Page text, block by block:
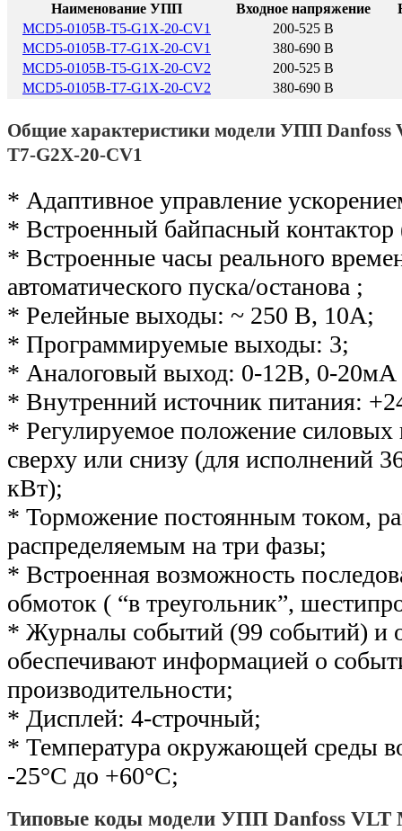
Наименование УПП Входное напряжение
MCD5-0105B-T5-G1X-20-CV1
200-525 В
MCD5-0105B-T7-G1X-20-CV1
380-690 В
MCD5-0105B-T5-G1X-20-CV2
200-525 В
MCD5-0105B-T7-G1X-20-CV2
380-690 В
Общие характеристики модели УПП Danfoss
T7-G2X-20-CV1
* Адаптивное управление
* Встроенный байпасный
* Встроенные часы реального
автоматического пуска/останова ;
* Релейные выходы: ~ 250 В, 10А;
* Программируемые выходы: 3;
* Аналоговый выход: 0-12В, 0-20мА
* Внутренний источник питания:
* Регулируемое положение
сверху или снизу (для исполнений
кВт);
* Торможение постоянным током,
распределяемым на три фазы;
* Встроенная возможность
обмоток ( “в треугольник”,
* Журналы событий (99 событий) и
обеспечивают информацией о
производительности;
* Дисплей: 4-строчный;
* Температура окружающей среды
-25°С до +60°С;
Типовые коды модели УПП Danfoss VLT